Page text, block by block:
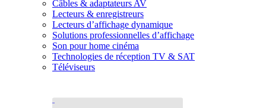
Câbles & adaptateurs AV
Lecteurs & enregistreurs
Lecteurs d’affichage dynamique
Solutions professionnelles d’affichage
Son pour home cinéma
Technologies de réception TV & SAT
Téléviseurs